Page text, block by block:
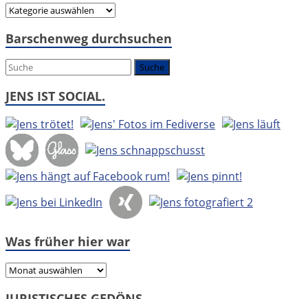
Hier
es
Barschenweg durchsuchen
JENS IST SOCIAL.
Was früher hier war
Was